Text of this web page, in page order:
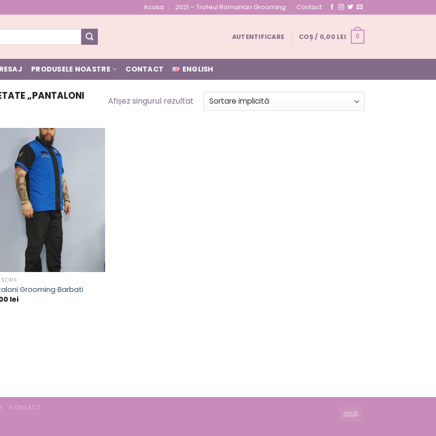
Acasa 2021 – Trofeul Romanian Grooming Contact
AUTENTIFICARE COȘ / 0,00 LEI 0
PRODUSELE NOASTRE CONTACT ENGLISH
„PANTALONI
Afișez singurul rezultat
Grooming Barbati
lei
CONTACT